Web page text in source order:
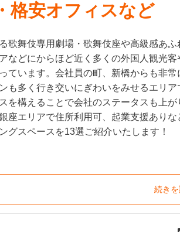
格安オフィスなど
歌舞伎専用劇場・歌舞伎座や高級感あふ
などにからほど近く多くの外国人観光客
ています。会社員の町、新橋からも非常
も多く行き交いにぎわいをみせるエリア
を構えることで会社のステータスも上
座エリアで住所利用可、起業支援あり
グスペースを13選ご紹介いたします！
続き